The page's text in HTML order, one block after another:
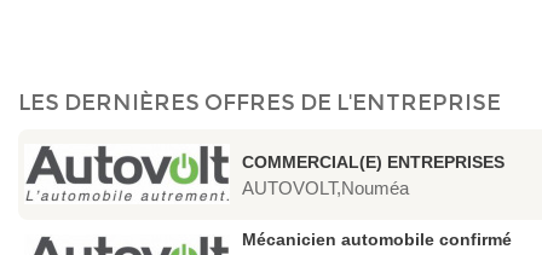
LES DERNIÈRES OFFRES DE L'ENTREPRISE
COMMERCIAL(E) ENTREPRISES
AUTOVOLT,Nouméa
Mécanicien automobile confirmé